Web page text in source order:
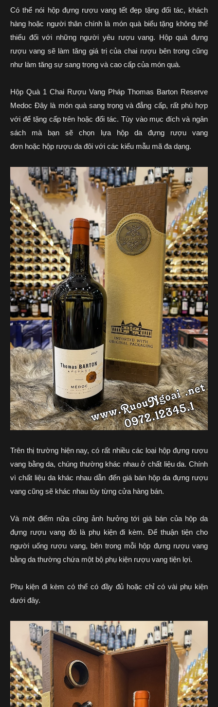
Có thể nói hộp đựng rượu vang tết đẹp tặng đối tác, khách
hàng hoặc người thân chính là món quà biếu tặng không thể
thiếu đối với những người yêu rượu vang. Hộp quà đựng
rượu vang sẽ làm tăng giá trị của chai rượu bên trong cũng
như làm tăng sự sang trọng và cao cấp của món quà.
Hộp Quà 1 Chai Rượu Vang Pháp Thomas Barton Reserve
MedocĐây là món quà sang trọng và đẳng cấp, rất phù hợp
với để tặng cấp trên hoặc đối tác. Tùy vào mục đích và ngân
sách mà bạn sẽ chọn lựa
hộp da đựng rượu vang
đơn hoặc hộp rượu da đôi với các kiểu mẫu mã đa dạng.
Trên thị trường hiện nay, có rất nhiều các loại hộp đựng rượu
vang bằng da, chúng thường khác nhau ở chất liệu da. Chính
vì chất liệu da khác nhau dẫn đến giá bán hộp da đựng rượu
vang cũng sẽ khác nhau tùy từng cửa hàng bán.
Và một điểm nữa cũng ảnh hưởng tới giá bán của hộp da
đựng rượu vang đó là phụ kiện đi kèm. Để thuận tiện cho
người uống rượu vang, bên trong mỗi hộp đựng rượu vang
bằng da thường chứa một bộ phụ kiện rượu vang tiện lợi.
Phụ kiện đi kèm có thể có đầy đủ hoặc chỉ có vài phụ kiện
dưới đây.